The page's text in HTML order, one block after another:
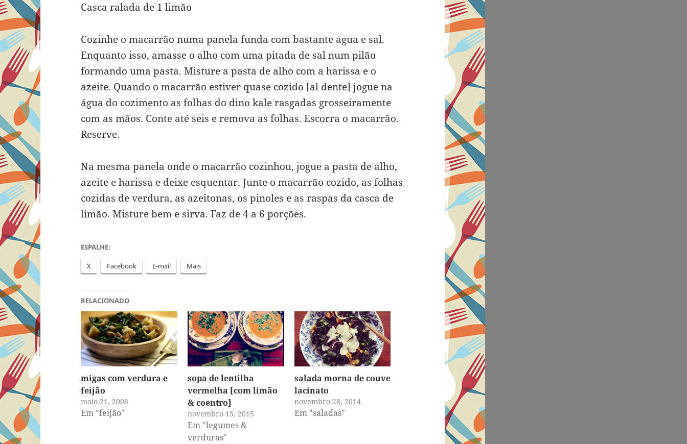
Casca ralada de 1 limão
Cozinhe o macarrão numa panela funda com bastante água e sal.
Enquanto isso, amasse o alho com uma pitada de sal num pilão
formando uma pasta. Misture a pasta de alho com a harissa e o
azeite. Quando o macarrão estiver quase cozido [al dente] jogue na
água do cozimento as folhas do dino kale rasgadas grosseiramente
com as mãos. Conte até seis e remova as folhas. Escorra o macarrão.
Reserve.
Na mesma panela onde o macarrão cozinhou, jogue a pasta de alho,
azeite e harissa e deixe esquentar. Junte o macarrão cozido, as folhas
cozidas de verdura, as azeitonas, os pinoles e as raspas da casca de
limão. Misture bem e sirva. Faz de 4 a 6 porções.
ESPALHE:
X Facebook E-mail Mais
RELACIONADO
migas com verdura e
feijão
maio 21, 2008
Em "feijão"
sopa de lentilha
vermelha [com limão
& coentro]
novembro 15, 2015
Em "legumes &
verduras"
salada morna de couve
lacinato
novembro 28, 2014
Em "saladas"